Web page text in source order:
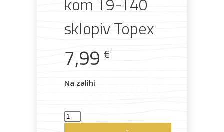
Boje i
lakovi
Građevinski
sklopiv Topex
7,99 €
Na zalihi
Ključ